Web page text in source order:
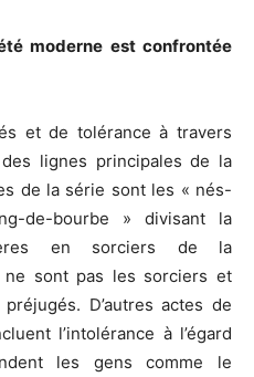
moderne est confrontée
et de tolérance à travers
lignes principales de la
de la série sont les « nés-
de-bourbe » divisant la
en sorciers de la
ne sont pas les sorciers et
D’autres actes de
l’intolérance à l’égard
les gens comme le